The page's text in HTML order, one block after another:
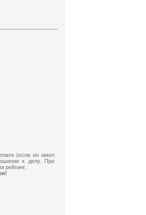
(если он имел
к делу. При
рейтинг.